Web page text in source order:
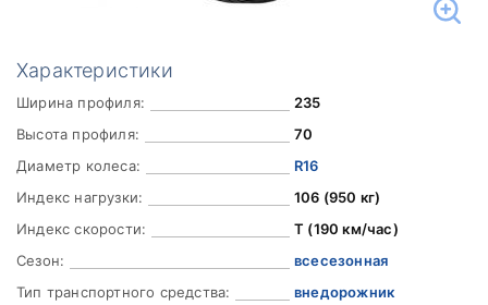
Характеристики
Ширина профиля:
235
Высота профиля:
70
Диаметр колеса:
R16
Индекс нагрузки:
106 (950 кг)
Индекс скорости:
T (190 км/час)
Сезон:
всесезонная
Тип транспортного средства:
внедорожник